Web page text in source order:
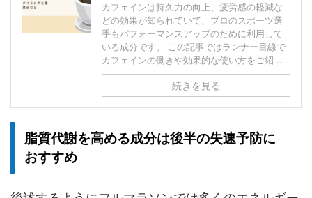
カフェインは持久力の向上、疲労感の軽減な
どの効果が知られていて、プロのスポーツ選
手もパフォーマンスアップのために利用して
いる成分です。 この記事ではランナー目線で
カフェインの働きや効果的な使い方をご紹 ...
続きを見る
脂質代謝を高める成分は後半の失速予防に
おすすめ